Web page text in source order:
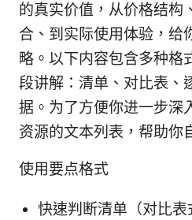
的真实价值，从价格结构
合、到实际使用体验，给
略。以下内容包含多种格
段讲解：清单、对比表、
据。为了方便你进一步深
资源的文本列表，帮助你
使用要点格式
快速判断清单（对比表